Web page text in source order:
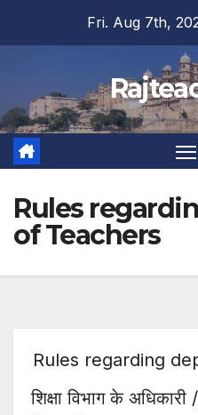
Fri. Aug 7th,
Rules
of Teachers
Rules regarding
शिक्षा विभाग के अधिकारी